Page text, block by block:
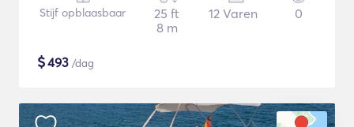
Stijf opblaasbaar
25 ft
8 m
12 Varen 0
$493 /dag